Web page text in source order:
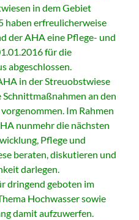
in dem Gebiet
haben erfreulicherweise
der AHA eine Pflege- und
für die
abgeschlossen.
in der Streuobstwiese
Schnittmaßnahmen an den
Im Rahmen
nunmehr die nächsten
Pflege und
beraten, diskutieren und
darlegen.
dringend geboten im
Hochwasser sowie
damit aufzuwerfen.